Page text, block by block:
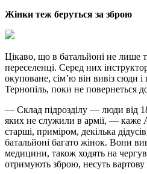
Жінки теж беруться за зброю
Цікаво, що в батальйоні не лише
переселенці. Серед них
окуповане, сім’ю він вивіз сюди
Тернопіль, поки не повернеться
— Склад підрозділу — люди від 18
яких не служили в армії, — каже
старші, приміром, декілька
батальйоні багато жінок. Вони
медицини, також ходять на
отримують зброю, несуть вартову